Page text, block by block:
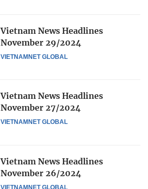
VIETNAMNET GLOBAL
Vietnam News Headlines
November 29/2024
VIETNAMNET GLOBAL
Vietnam News Headlines
November 27/2024
VIETNAMNET GLOBAL
Vietnam News Headlines
November 26/2024